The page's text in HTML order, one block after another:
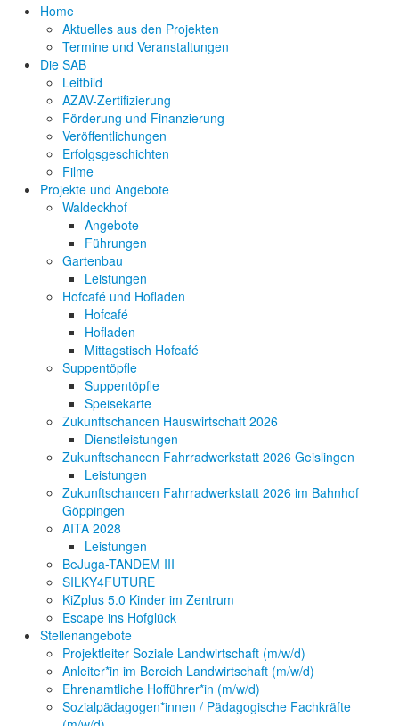
Home
Aktuelles aus den Projekten
Termine und Veranstaltungen
Die SAB
Leitbild
AZAV-Zertifizierung
Förderung und Finanzierung
Veröffentlichungen
Erfolgsgeschichten
Filme
Projekte und Angebote
Waldeckhof
Angebote
Führungen
Gartenbau
Leistungen
Hofcafé und Hofladen
Hofcafé
Hofladen
Mittagstisch Hofcafé
Suppentöpfle
Suppentöpfle
Speisekarte
Zukunftschancen Hauswirtschaft 2026
Dienstleistungen
Zukunftschancen Fahrradwerkstatt 2026 Geislingen
Leistungen
Zukunftschancen Fahrradwerkstatt 2026 im Bahnhof
Göppingen
AITA 2028
Leistungen
BeJuga-TANDEM III
SILKY4FUTURE
KiZplus 5.0 Kinder im Zentrum
Escape ins Hofglück
Stellenangebote
Projektleiter Soziale Landwirtschaft (m/w/d)
Anleiter*in im Bereich Landwirtschaft (m/w/d)
Ehrenamtliche Hofführer*in (m/w/d)
Sozialpädagogen*innen / Pädagogische Fachkräfte